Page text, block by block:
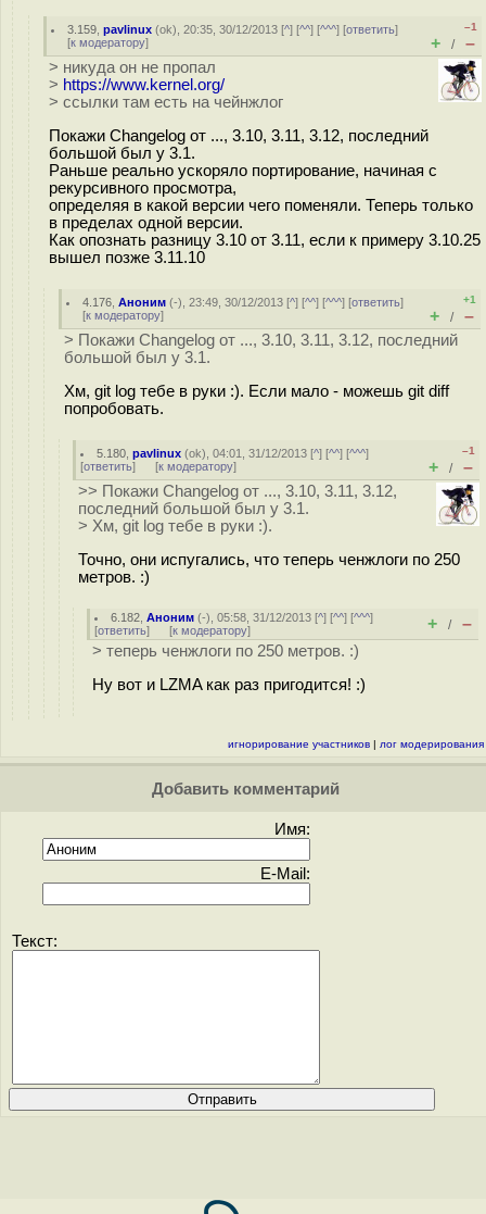
3.159 ,pavlinux (ok), 20:35, 30/12/2013 [^] [^^] [^^^] [ответить]
[к модератору]
–1
+ / –
> никуда он не пропал
> https://www.kernel.org/
> ссылки там есть на чейнжлог
Покажи Changelog от ..., 3.10, 3.11, 3.12, последний
большой был у 3.1.
Раньше реально ускоряло портирование, начиная с
рекурсивного просмотра,
определяя в какой версии чего поменяли. Теперь только
в пределах одной версии.
Как опознать разницу 3.10 от 3.11, если к примеру 3.10.25
вышел позже 3.11.10
4.176 ,Аноним (-), 23:49, 30/12/2013 [^] [^^] [^^^] [ответить]
[к модератору]
+1
+ / –
> Покажи Changelog от ..., 3.10, 3.11, 3.12, последний
большой был у 3.1.
Хм, git log тебе в руки :). Если мало - можешь git diff
попробовать.
5.180 ,pavlinux (ok), 04:01, 31/12/2013 [^] [^^] [^^^]
[ответить] [к модератору]
–1
+ / –
>> Покажи Changelog от ..., 3.10, 3.11, 3.12,
последний большой был у 3.1.
> Хм, git log тебе в руки :).
Точно, они испугались, что теперь ченжлоги по 250
метров. :)
6.182 ,Аноним (-), 05:58, 31/12/2013 [^] [^^] [^^^]
[ответить] [к модератору] + / –
> теперь ченжлоги по 250 метров. :)
Ну вот и LZMA как раз пригодится! :)
игнорирование участников | лог модерирования
Добавить комментарий
Имя:
E-Mail:
Текст: